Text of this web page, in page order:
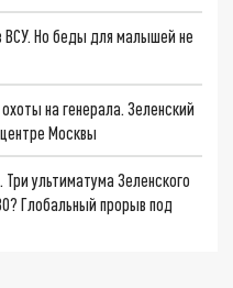
ВСУ. Но беды для малышей не
на генерала. Зеленский
Москвы
ультиматума Зеленского
Глобальный прорыв под